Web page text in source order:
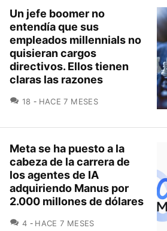
Un jefe boomer no
entendía que sus
empleados millennials no
quisieran cargos
directivos. Ellos tienen
claras las razones
18 COMENTARIOS
HACE 7 MESES
Meta se ha puesto a la
cabeza de la carrera de
los agentes de IA
adquiriendo Manus por
2.000 millones de dólares
4 COMENTARIOS
HACE 7 MESES